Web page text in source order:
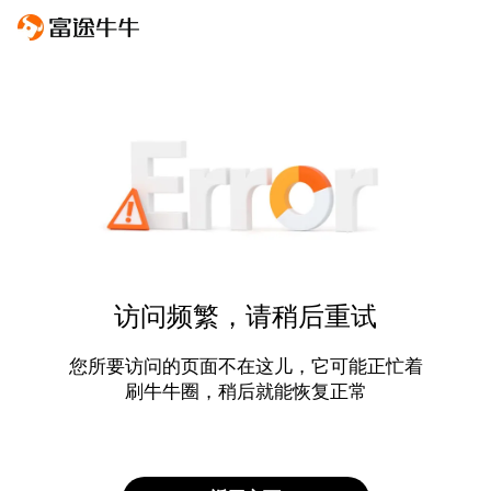
访问频繁，请稍后重试
您所要访问的页面不在这儿，它可能正忙着
刷牛牛圈，稍后就能恢复正常